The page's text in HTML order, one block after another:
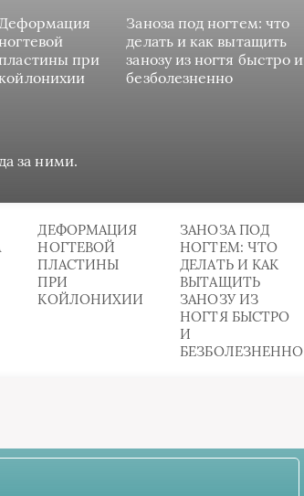
ногтевой
пластины при
Заноза под ногтем: что
делать и как вытащить
занозу из ногтя быстро и
безболезненно
за ними.
ДЕФОРМАЦИЯ
НОГТЕВОЙ
ПЛАСТИНЫ
ПРИ
КОЙЛОНИХИИ
ЗАНОЗА ПОД
НОГТЕМ: ЧТО
ДЕЛАТЬ И КАК
ВЫТАЩИТЬ
ЗАНОЗУ ИЗ
НОГТЯ БЫСТРО
И
БЕЗБОЛЕЗНЕННО